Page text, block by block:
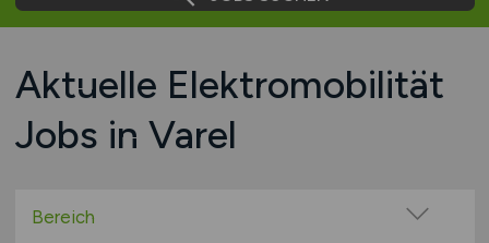
Aktuelle Elektromobilität
Jobs in Varel
Bereich